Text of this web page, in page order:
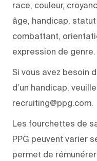
race, couleur,
âge, handicap,
combattant,
expression de genre.
Si vous avez besoin
d’un handicap,
recruiting@ppg.com.
Les fourchettes de
PPG peuvent varier
permet de